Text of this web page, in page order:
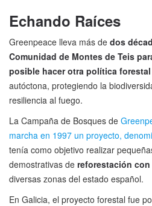
Echando Raíces
Greenpeace lleva más de dos
Comunidad de Montes de Teis
posible hacer otra política forestal
autóctona, protegiendo la
resiliencia al fuego.
La Campaña de Bosques de
marcha en 1997 un proyecto,
tenía como objetivo realizar
demostrativas de reforestación
diversas zonas del estado español.
En Galicia, el proyecto forestal fue